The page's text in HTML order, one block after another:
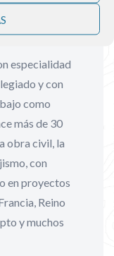
especialidad
y con
como
más de 30
obra civil, la
con
en proyectos
Reino
y muchos